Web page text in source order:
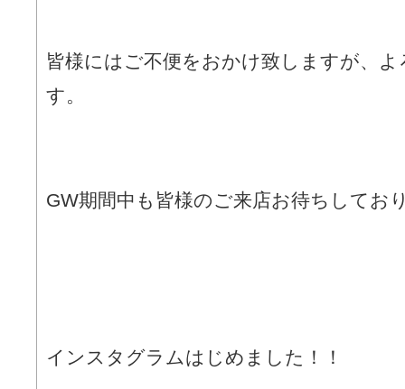
皆様にはご不便をおかけ致しますが、
す。
GW期間中も皆様のご来店お待ちしてお
インスタグラムはじめました！！